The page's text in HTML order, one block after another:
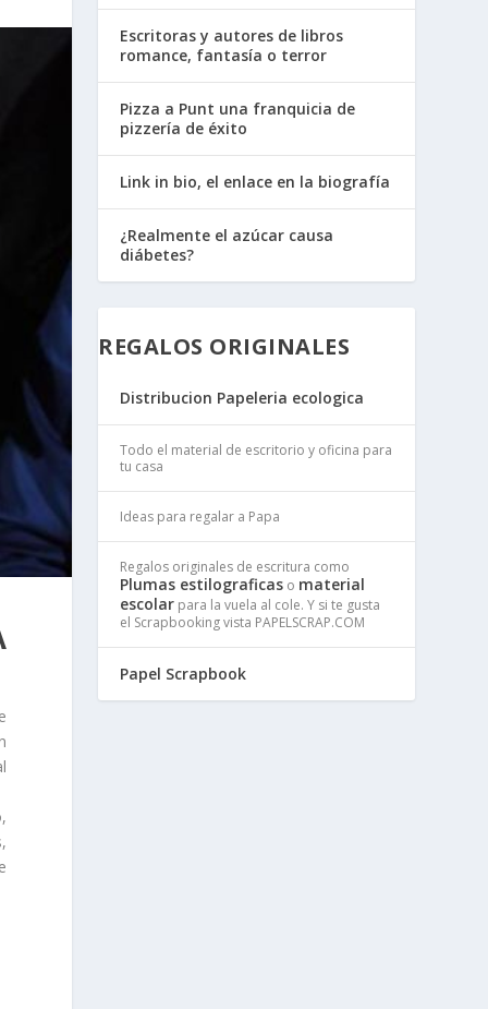
Escritoras y autores de libros
romance, fantasía o terror
Pizza a Punt una franquicia de
pizzería de éxito
Link in bio, el enlace en la biografía
¿Realmente el azúcar causa
diábetes?
REGALOS ORIGINALES
Distribucion Papeleria ecologica
Todo el material de escritorio y oficina para
tu casa
Ideas para regalar a Papa
Regalos originales de escritura como
Plumas estilograficas o material
escolar para la vuela al cole. Y si te gusta
el Scrapbooking vista PAPELSCRAP.COM
Papel Scrapbook